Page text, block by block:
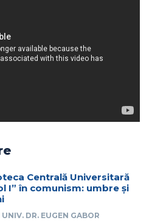
Centrală Universitară
I” în comunism: umbre și
UNIV. DR. EUGEN GABOR